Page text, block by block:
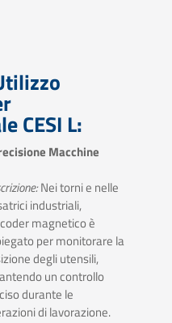
CESI L:
Macchine
Nei torni e nelle
industriali,
magnetico è
per monitorare la
degli utensili,
un controllo
durante le
di lavorazione.